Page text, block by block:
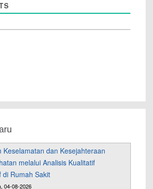
Keselamatan dan Kesejahteraan
melalui Analisis Kualitatif
di Rumah Sakit
04-08-2026